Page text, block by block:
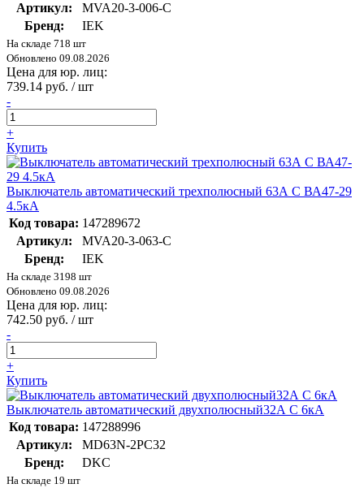
Артикул:
MVA20-3-006-C
Бренд:
IEK
На складе 718 шт
Обновлено 09.08.2026
Цена для юр. лиц:
739.14 руб. / шт
-
+
Купить
Выключатель автоматический трехполюсный 63А C ВА47-29
4.5кА
Код товара: 147289672
Артикул:
MVA20-3-063-C
Бренд:
IEK
На складе 3198 шт
Обновлено 09.08.2026
Цена для юр. лиц:
742.50 руб. / шт
-
+
Купить
Выключатель автоматический двухполюсный32А C 6кА
Код товара: 147288996
Артикул:
MD63N-2PC32
Бренд:
DKC
На складе 19 шт